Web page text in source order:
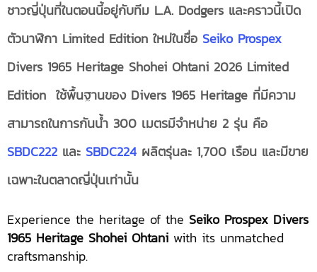
ชาวญี่ปุ่นที่ในตอนนี้อยู่กับทีม L.A. Dodgers และคราวนี้เปิด
ตัวนาฬิกา Limited Edition ใหม่ในชื่อ Seiko Prospex
Divers 1965 Heritage Shohei Ohtani 2026 Limited
Edition ใช้พื้นฐานของ Divers 1965 Heritage ที่มีความ
สามารถในการกันน้ำ 300 เมตรมีจำหน่าย 2 รุ่น คือ
SBDC222 และ SBDC224 ผลิตรุ่นละ 1,700 เรือน และมีขาย
เฉพาะในตลาดญี่ปุ่นเท่านั้น
Experience the heritage of the Seiko Prospex Divers
1965 Heritage Shohei Ohtani with its unmatched
craftsmanship.